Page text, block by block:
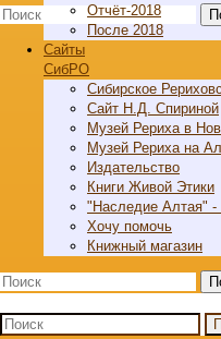
Отчёт-2018
После 2018
Cайты
СибРО
Сибирское
Сайт Н.Д. Спириной
Музей Рериха в
Музей Рериха на
Издательство
Книги Живой Этики
"Наследие Алтая"
Хочу помочь
Книжный магазин